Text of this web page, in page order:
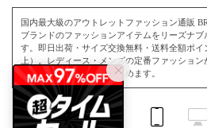
国内最大級のアウトレットファッション通販
ブランドのファッションアイテムをリーズナ
す。即日出荷・サイズ交換無料・送料全額ポ
上）。レディース・メンズの定番ファッション
毎日お得にお買い物を楽しめます。